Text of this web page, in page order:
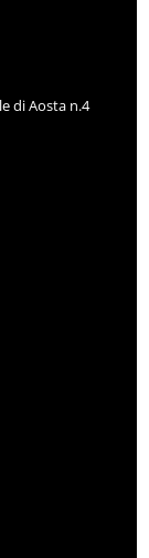
di Aosta n.4